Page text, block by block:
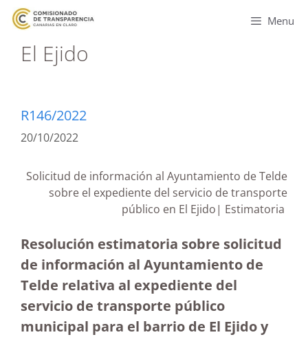
Menu
El Ejido
R146/2022
20/10/2022
Solicitud de información al Ayuntamiento de Telde
sobre el expediente del servicio de transporte
público en El Ejido| Estimatoria
Resolución estimatoria sobre solicitud
de información al Ayuntamiento de
Telde relativa al expediente del
servicio de transporte público
municipal para el barrio de El Ejido y